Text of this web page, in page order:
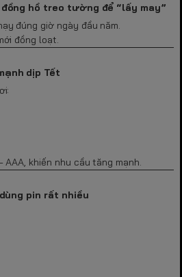
hồ treo tường để “lấy may”
đúng giờ ngày đầu năm.
đồng loạt.
dịp Tết
khiến nhu cầu tăng mạnh.
pin rất nhiều